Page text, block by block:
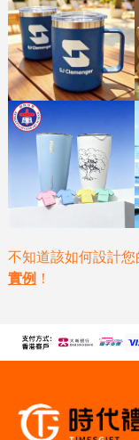
不知道該如何設計
實例！